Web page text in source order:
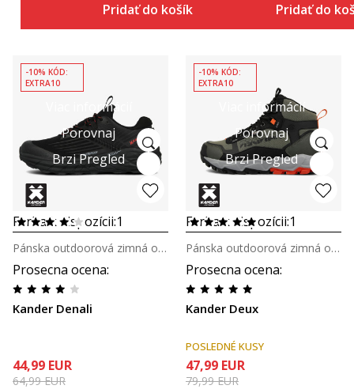
Pridať do košíka Pridať do
Viac informácií
Porovnaj
Brzi Pregled
-10% KÓD:
EXTRA10
Farba k dispozícii:1
Prosecna ocena:
Kander Denali
Pánska outdoorová zimná obuv
44,99 EUR
64,99EUR
Viac informácií
Porovnaj
Brzi Pregled
-10% KÓD:
EXTRA10
Farba k dispozícii:1
Prosecna ocena:
Kander Deux
Pánska outdoorová zimná obuv
POSLEDNÉ KUSY
47,99 EUR
79,99EUR